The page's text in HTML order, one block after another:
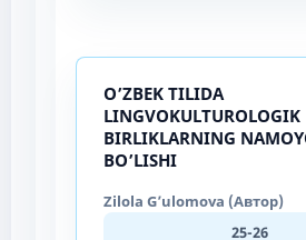
O’ZBEK TILIDA
LINGVOKULTUROLOGIK
BIRLIKLARNING
BO’LISHI
Zilola G’ulomova (Автор)
25-26